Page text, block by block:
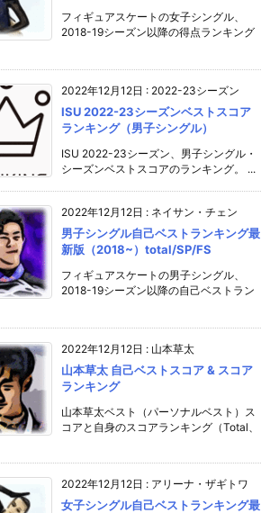
フィギュアスケートの女子シングル、
2018-19シーズン以降の得点ランキング
2022年12月12日 : 2022-23シーズン
ISU 2022-23シーズンベストスコア
ランキング（男子シングル）
ISU 2022-23シーズン、男子シングル・
シーズンベストスコアのランキング。 ...
2022年12月12日 : ネイサン・チェン
男子シングル自己ベストランキング最
新版（2018~）total/SP/FS
フィギュアスケートの男子シングル、
2018-19シーズン以降の自己ベストラン
2022年12月12日 : 山本草太
山本草太 自己ベストスコア & スコア
ランキング
山本草太ベスト（パーソナルベスト）ス
コアと自身のスコアランキング（Total、
2022年12月12日 : アリーナ・ザギトワ
女子シングル自己ベストランキング最